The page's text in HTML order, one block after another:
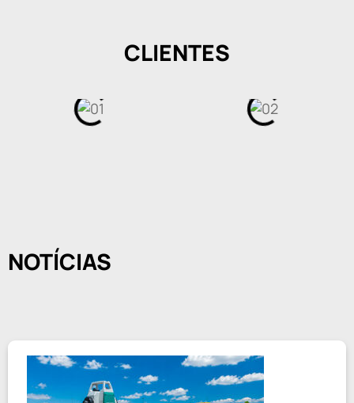
CLIENTES
NOTÍCIAS